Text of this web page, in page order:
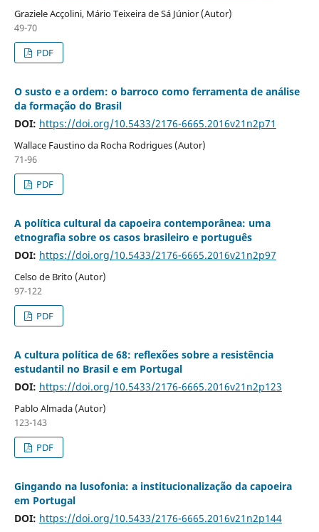
Graziele Acçolini, Mário Teixeira de Sá Júnior (Autor)
49-70
PDF
O susto e a ordem: o barroco como ferramenta de análise
da formação do Brasil
DOI: https://doi.org/10.5433/2176-6665.2016v21n2p71
Wallace Faustino da Rocha Rodrigues (Autor)
71-96
PDF
A política cultural da capoeira contemporânea: uma
etnografia sobre os casos brasileiro e português
DOI: https://doi.org/10.5433/2176-6665.2016v21n2p97
Celso de Brito (Autor)
97-122
PDF
A cultura política de 68: reflexões sobre a resistência
estudantil no Brasil e em Portugal
DOI: https://doi.org/10.5433/2176-6665.2016v21n2p123
Pablo Almada (Autor)
123-143
PDF
Gingando na lusofonia: a institucionalização da capoeira
em Portugal
DOI: https://doi.org/10.5433/2176-6665.2016v21n2p144